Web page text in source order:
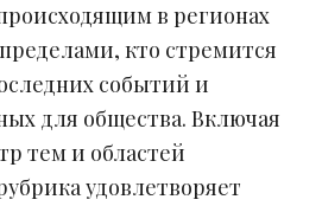
в регионах
кто стремится
событий и
для общества. Включая
тем и областей
удовлетворяет